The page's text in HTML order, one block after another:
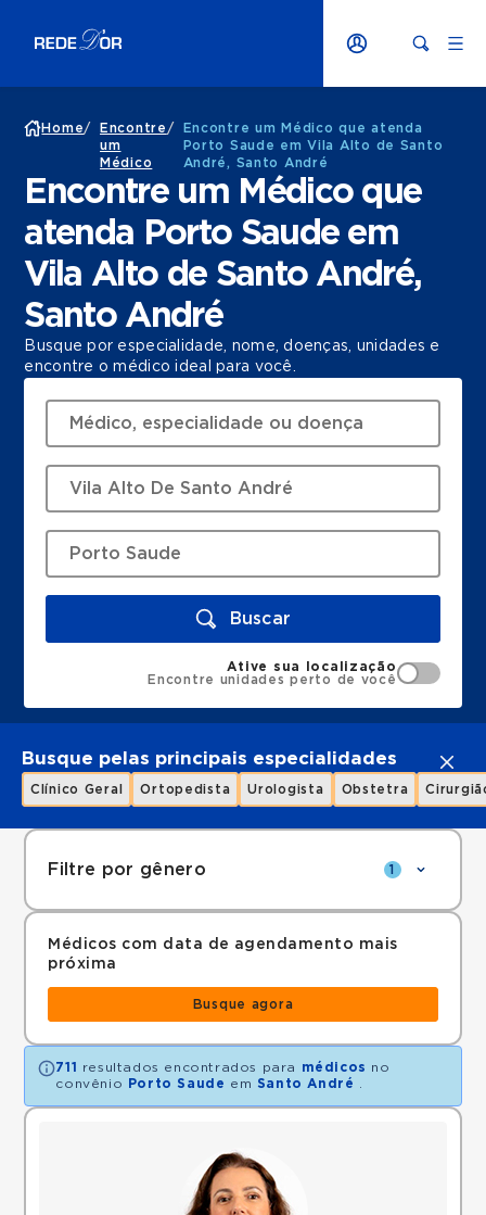
Home/
Encontre
um
Médico
/
Encontre um Médico que atenda
Porto Saude em Vila Alto de Santo
André, Santo André
Encontre um Médico que
atenda Porto Saude em
Vila Alto de Santo André,
Santo André
Busque por especialidade, nome, doenças, unidades e
encontre o médico ideal para você.
Buscar
Ative sua localização
Encontre unidades perto de você
Busque pelas principais especialidades
Clínico Geral Ortopedista Urologista Obstetra
Filtre por gênero 1
Médicos com data de agendamento mais
próxima
Busque agora
711 resultados encontrados para médicos no
convênio
Porto Saude em Santo André